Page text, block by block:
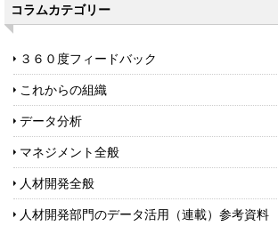
コラムカテゴリー
３６０度フィードバック
これからの組織
データ分析
マネジメント全般
人材開発全般
人材開発部門のデータ活用（連載）参考資料